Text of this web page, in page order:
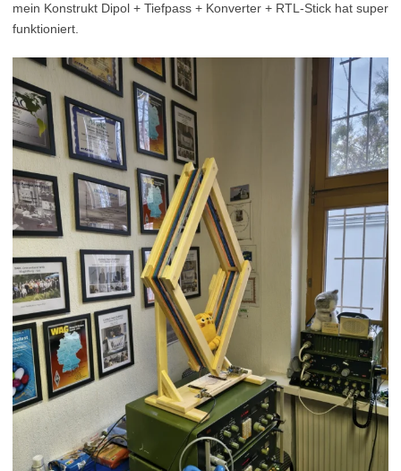
mein Konstrukt Dipol + Tiefpass + Konverter + RTL-Stick hat super
funktioniert.